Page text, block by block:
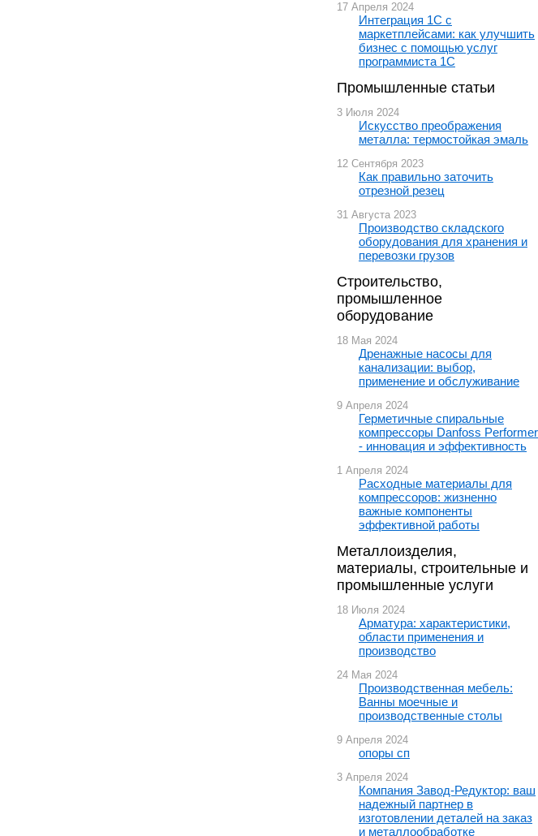
17 Апреля 2024
Интеграция 1С с
маркетплейсами: как улучшить
бизнес с помощью услуг
программиста 1С
Промышленные статьи
3 Июля 2024
Искусство преображения
металла: термостойкая эмаль
12 Сентября 2023
Как правильно заточить
отрезной резец
31 Августа 2023
Производство складского
оборудования для хранения и
перевозки грузов
Строительство,
промышленное
оборудование
18 Мая 2024
Дренажные насосы для
канализации: выбор,
применение и обслуживание
9 Апреля 2024
Герметичные спиральные
компрессоры Danfoss Performer
- инновация и эффективность
1 Апреля 2024
Расходные материалы для
компрессоров: жизненно
важные компоненты
эффективной работы
Металлоизделия,
материалы, строительные и
промышленные услуги
18 Июля 2024
Арматура: характеристики,
области применения и
производство
24 Мая 2024
Производственная мебель:
Ванны моечные и
производственные столы
9 Апреля 2024
опоры сп
3 Апреля 2024
Компания Завод-Редуктор: ваш
надежный партнер в
изготовлении деталей на заказ
и металлообработке